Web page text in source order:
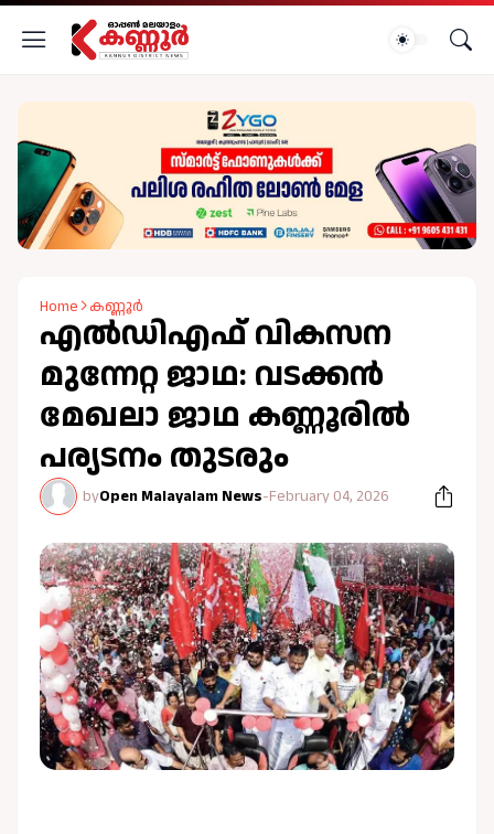
Home കണ്ണൂർ
എല്‍ഡിഎഫ് വികസന
മുന്നേറ്റ ജാഥ: വടക്കൻ
മേഖലാ ജാഥ കണ്ണൂരില്‍
പര്യടനം തുടരും
byOpen Malayalam News-February 04, 2026